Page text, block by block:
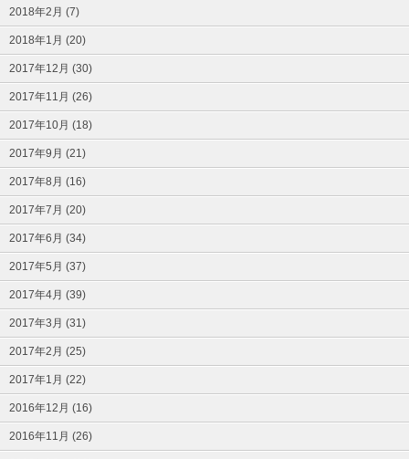
2018年2月 (7)
2018年1月 (20)
2017年12月 (30)
2017年11月 (26)
2017年10月 (18)
2017年9月 (21)
2017年8月 (16)
2017年7月 (20)
2017年6月 (34)
2017年5月 (37)
2017年4月 (39)
2017年3月 (31)
2017年2月 (25)
2017年1月 (22)
2016年12月 (16)
2016年11月 (26)